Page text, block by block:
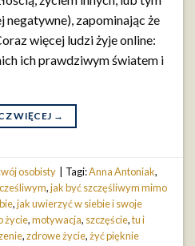
negatywne), zapominając że
więcej ludzi żyje online:
ich prawdziwym światem i
WIĘCEJ →
osobisty Tagi:Anna Antoniak,
,jak być szczęśliwym mimo
,jak uwierzyć w siebie i swoje
życie,motywacja, szczęście,tu i
,zdrowe życie,żyć pięknie